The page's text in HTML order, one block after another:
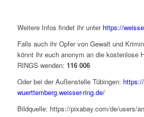
Weitere Infos findet ihr unter https://
Falls auch ihr Opfer von Gewalt und
könnt ihr euch anonym an die kostenlose
RINGS wenden: 116 006
Oder bei der Außenstelle Tübingen:
wuerttemberg.weisser-ring.de/
Bildquelle: https://pixabay.com/de/users/